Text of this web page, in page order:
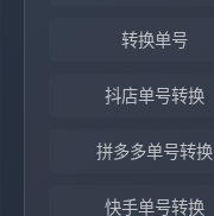
转换单号
抖店单号转换
拼多多单号转换
快手单号转换